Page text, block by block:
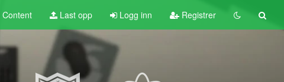
Content Last opp Logg inn Registrer